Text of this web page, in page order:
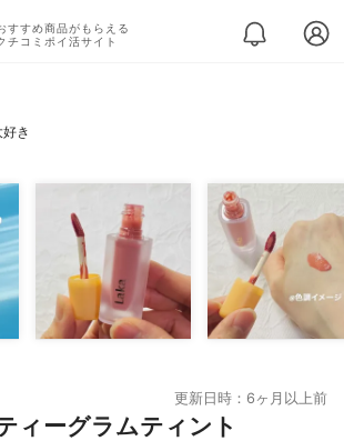
すすめ商品がもらえる
チコミポイ活サイト
き
更新日時：6ヶ月以上前
ィーグラムティント